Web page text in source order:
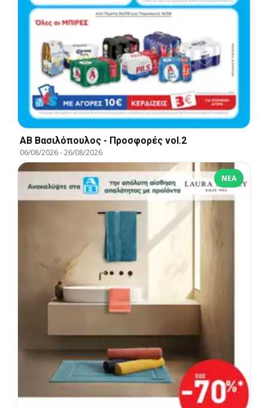
ΑΒ Βασιλόπουλος - Προσφορές vol.2
06/08/2026-26/08/2026
ΝΈΑ